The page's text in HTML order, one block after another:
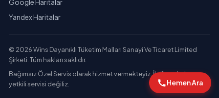
Google Haritalar
Yandex Haritalar
© 2026 Wins Dayanıklı Tüketim Malları Sanayi Ve Ticaret Limited
Şirketi. Tüm hakları saklıdır.
Bağımsız Özel Servis olarak hizmet vermekteyiz. İlgili markaların
yetkili servisi değiliz.
Hemen Ara